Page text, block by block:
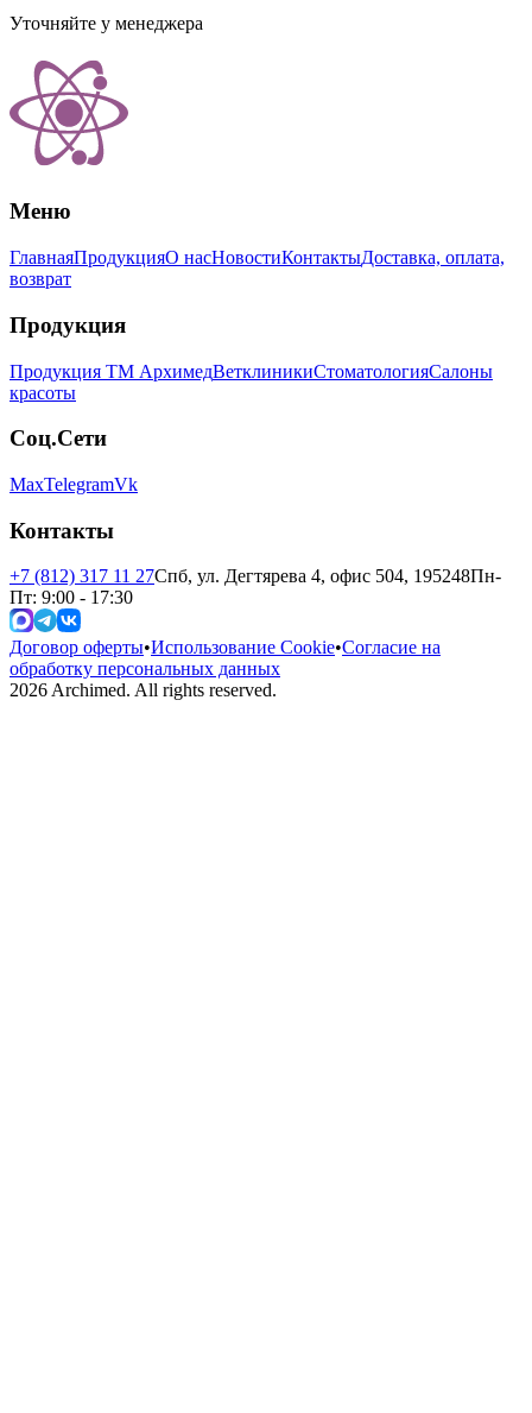
Уточняйте у менеджера
Меню
ГлавнаяПродукцияО насНовостиКонтактыДоставка, оплата,
возврат
Продукция
Продукция ТМ АрхимедВетклиникиСтоматологияСалоны
красоты
Соц.Сети
MaxTelegramVk
Контакты
+7 (812) 317 11 27Спб, ул. Дегтярева 4, офис 504, 195248Пн-
Пт: 9:00 - 17:30
Договор оферты•Использование Cookie•Согласие на
обработку персональных данных
2026Archimed. All rights reserved.